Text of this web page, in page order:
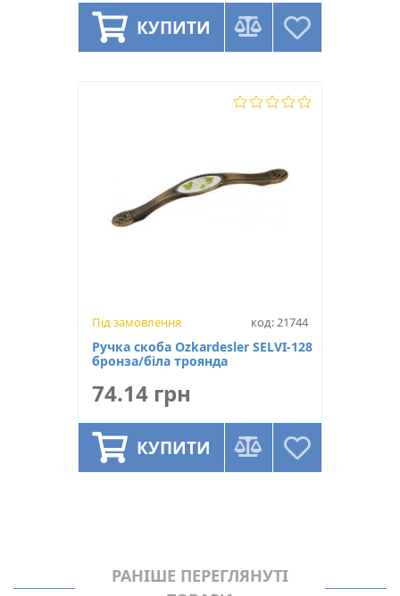
КУПИТИ
Під замовлення код: 21744
Ручка скоба Ozkardesler SELVI-128
бронза/біла троянда
74.14 грн
КУПИТИ
РАНІШЕ ПЕРЕГЛЯНУТІ